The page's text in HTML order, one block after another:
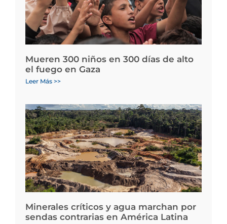
Mueren 300 niños en 300 días de alto
el fuego en Gaza
Leer Más >>
Minerales críticos y agua marchan por
sendas contrarias en América Latina